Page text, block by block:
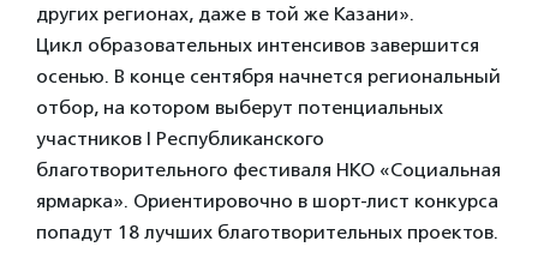
других регионах, даже в той же Казани».
Цикл образовательных интенсивов завершится
осенью. В конце сентября начнется региональный
отбор, на котором выберут потенциальных
участников I Республиканского
благотворительного фестиваля НКО «Социальная
ярмарка». Ориентировочно в шорт-лист конкурса
попадут 18 лучших благотворительных проектов.